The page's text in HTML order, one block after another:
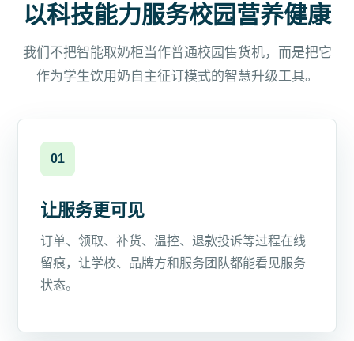
以科技能力服务校园营养健康
我们不把智能取奶柜当作普通校园售货机，而是把它
作为学生饮用奶自主征订模式的智慧升级工具。
01
让服务更可见
订单、领取、补货、温控、退款投诉等过程在线
留痕，让学校、品牌方和服务团队都能看见服务
状态。